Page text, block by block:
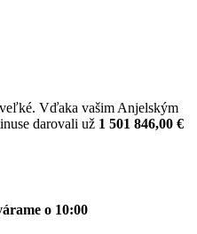
Vďaka vašim Anjelským
darovali už 1 501 846,00 €
o 10:00